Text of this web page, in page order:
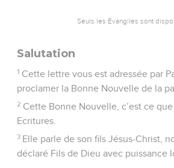
Seuls les Évangiles sont
Salutation
1 Cette lettre vous est adressée par
proclamer la Bonne Nouvelle de la
2 Cette Bonne Nouvelle, c’est ce
Ecritures.
3 Elle parle de son fils Jésus-Christ,
déclaré Fils de Dieu avec puissance